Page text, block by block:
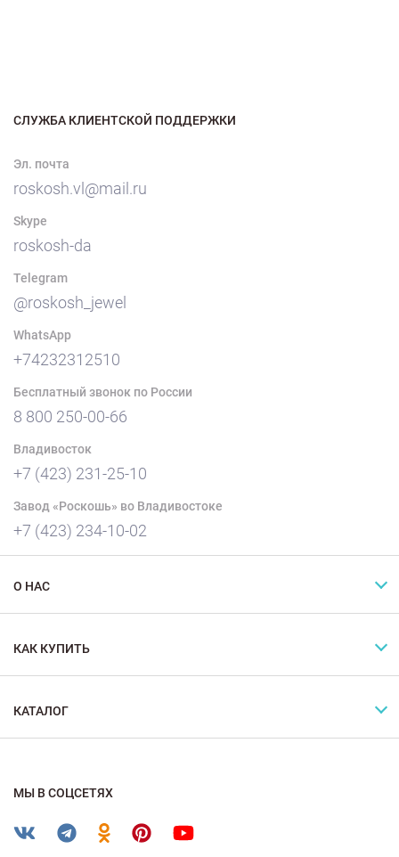
СЛУЖБА КЛИЕНТСКОЙ ПОДДЕРЖКИ
Эл. почта
roskosh.vl@mail.ru
Skype
roskosh-da
Telegram
@roskosh_jewel
WhatsApp
+74232312510
Бесплатный звонок по России
8 800 250-00-66
Владивосток
+7 (423) 231-25-10
Завод «Роскошь» во Владивостоке
+7 (423) 234-10-02
О НАС
КАК КУПИТЬ
КАТАЛОГ
МЫ В СОЦСЕТЯХ